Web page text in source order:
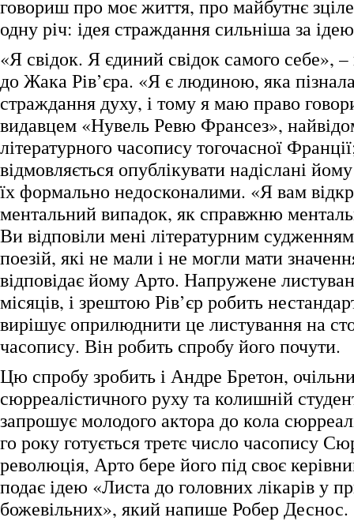
говориш про моє життя, про майбутнє
одну річ: ідея страждання сильніша за
«Я свідок. Я єдиний свідок самого себе»,
до Жака Рів’єра. «Я є людиною, яка
страждання духу, і тому я маю право
видавцем «Нувель Ревю Франсез»,
літературного часопису тогочасної
відмовляється опублікувати надіслані
їх формально недосконалими. «Я вам
ментальний випадок, як справжню
Ви відповіли мені літературним
поезій, які не мали і не могли мати
відповідає йому Арто. Напружене
місяців, і зрештою Рів’єр робить
вирішує оприлюднити це листування на
часопису. Він робить спробу його почути.
Цю спробу зробить і Андре Бретон,
сюрреалістичного руху та колишній
запрошує молодого актора до кола
го року готується третє число часопису
революція, Арто бере його під своє
подає ідею «Листа до головних лікарів у
божевільних», який напише Робер Деснос.